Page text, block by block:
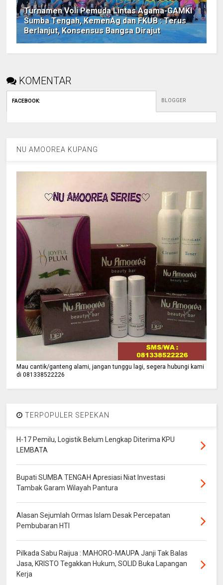
Turnamen Voli Pemuda Lintas Agama-GAMKI
Sumba Tengah, KemenAg dan FKUB : Terus
Berlanjut, Konsensus Bangsa Dirajut
KOMENTAR
FACEBOOK: BLOGGER
NU AMOOREA KUPANG
Mau cantik/ganteng alami, jangan tunggu lagi, segera hubungi kami
di 081338522226
TERPOPULER SEPEKAN
H-17 Pemilu, Logistik Belum Lengkap Diterima KPU
LEMBATA
Bupati SUMBA TENGAH Apresiasi Niat Investasi
Tambak Garam Wilayah Pantura
Alasan Sejumlah Ormas Islam Desak Percepatan
Pembubaran HTI
Pilkada Sabu Raijua : MAHORO-MAUPA Janji Tak Balas
Jasa, KRISTO Tegakkan Hukum, SOLID Buka Lapangan
Kerja